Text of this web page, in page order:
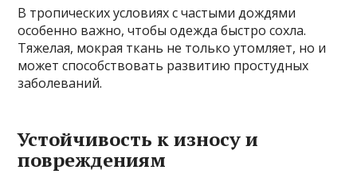
В тропических условиях с частыми дождями
особенно важно, чтобы одежда быстро сохла.
Тяжелая, мокрая ткань не только утомляет, но и
может способствовать развитию простудных
заболеваний.
Устойчивость к износу и
повреждениям